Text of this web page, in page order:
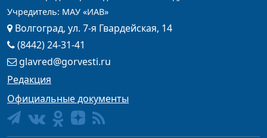
Учредитель: МАУ «ИАВ»
Волгоград, ул. 7-я Гвардейская, 14
(8442) 24-31-41
glavred@gorvesti.ru
Редакция
Официальные документы